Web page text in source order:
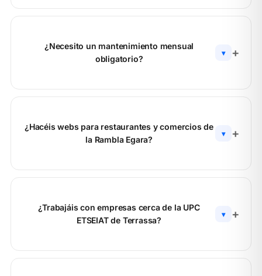
¿Necesito un mantenimiento mensual
obligatorio?
▾
¿Hacéis webs para restaurantes y comercios de
la Rambla Egara?
▾
¿Trabajáis con empresas cerca de la UPC
ETSEIAT de Terrassa?
▾